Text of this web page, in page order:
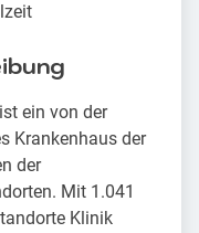
ein von der
Krankenhaus der
der
Mit 1.041
Klinik